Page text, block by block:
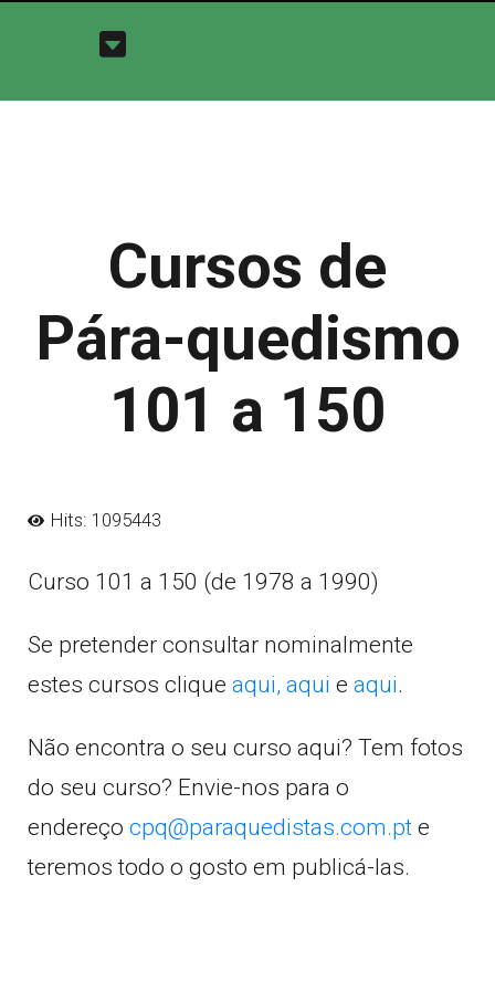
Cursos de
Pára-quedismo
101 a 150
Hits: 1095443
Curso 101 a 150 (de 1978 a 1990)
Se pretender consultar nominalmente
estes cursos clique aqui, aqui e aqui.
Não encontra o seu curso aqui? Tem fotos
do seu curso? Envie-nos para o
endereço cpq@paraquedistas.com.pt e
teremos todo o gosto em publicá-las.